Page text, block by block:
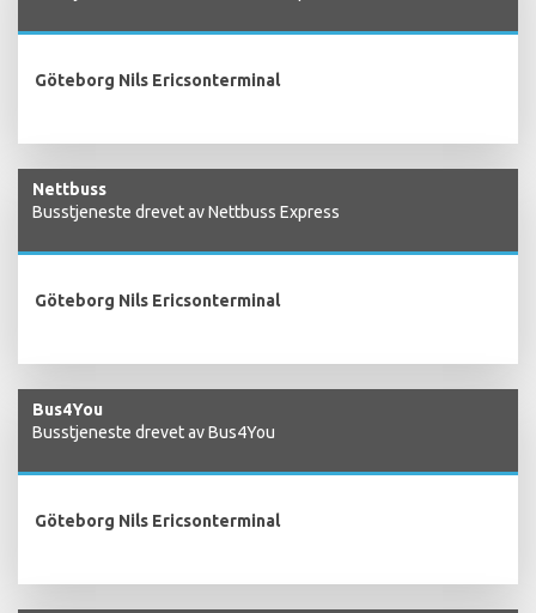
Göteborg Nils Ericsonterminal
Nettbuss
Busstjeneste drevet av Nettbuss Express
Göteborg Nils Ericsonterminal
Bus4You
Busstjeneste drevet av Bus4You
Göteborg Nils Ericsonterminal